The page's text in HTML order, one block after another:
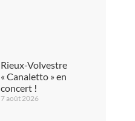
Rieux-Volvestre
« Canaletto » en
concert !
7 août 2026